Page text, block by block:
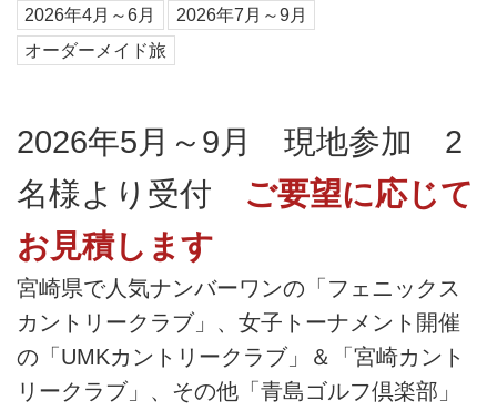
2026年4月～6月
2026年7月～9月
オーダーメイド旅
2026年5月～9月 現地参加 2
名様より受付 ご要望に応じて
お見積します
宮崎県で人気ナンバーワンの「フェニックス
カントリークラブ」、女子トーナメント開催
の「UMKカントリークラブ」＆「宮崎カント
リークラブ」、その他「青島ゴルフ倶楽部」